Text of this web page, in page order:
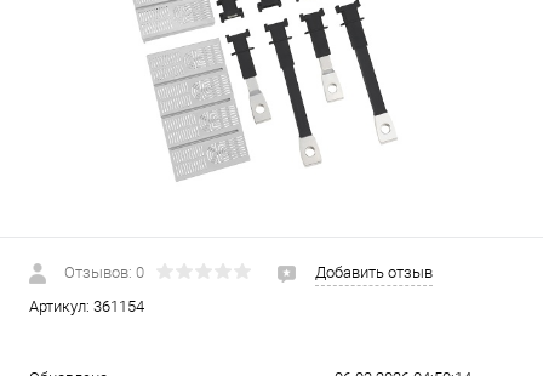
Отзывов: 0
Добавить отзыв
Артикул: 361154